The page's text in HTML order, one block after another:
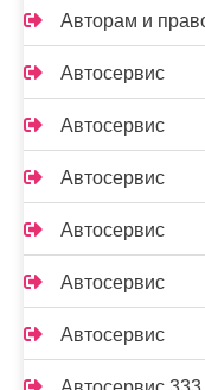
Авторам и
Автосервис
Автосервис
Автосервис
Автосервис
Автосервис
Автосервис